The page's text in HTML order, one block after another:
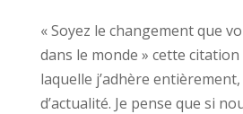
« Soyez le changement que
dans le monde » cette citation
laquelle j’adhère
d’actualité. Je pense que si